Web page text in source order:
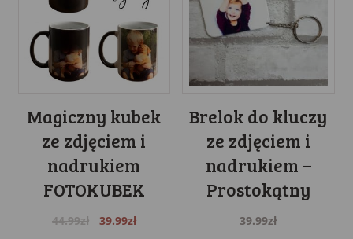
Magiczny kubek
ze zdjęciem i
nadrukiem
FOTOKUBEK
44.99zł
Original
39.99złCurrent
Brelok do kluczy
ze zdjęciem i
nadrukiem –
Prostokątny
39.99zł